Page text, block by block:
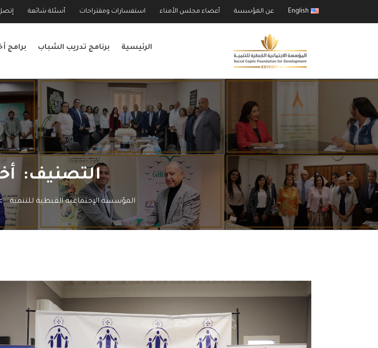
English عن المؤسسة أعضاء مجلس الأمناء استفسارات ومقتراحات أسئلة شائعة
الرئيسية برنامج تدريب الشباب برامج
التصنيف:
المؤسسة الإجتماعية القبطية للتنمية